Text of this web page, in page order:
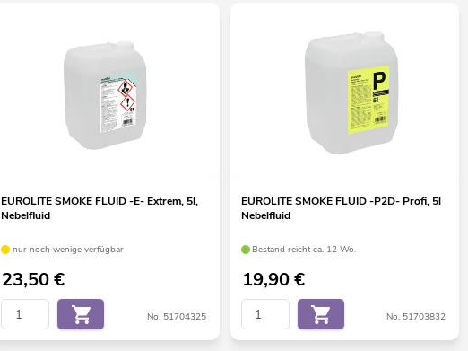
EUROLITE SMOKE FLUID -E- Extrem, 5l,
Nebelfluid
nur noch wenige verfügbar
23,50€
No. 51704325
EUROLITE SMOKE FLUID -P2D- Profi, 5l
Nebelfluid
Bestand reicht ca. 12 Wo.
19,90€
No. 51703832